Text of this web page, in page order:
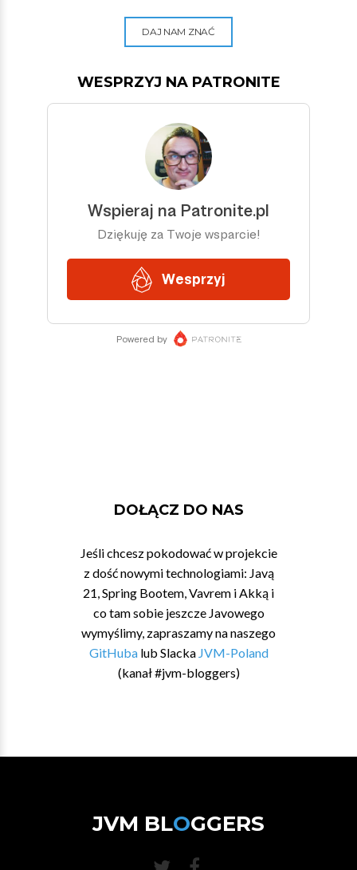
DAJ NAM ZNAĆ
WESPRZYJ NA PATRONITE
DOŁĄCZ DO NAS
Jeśli chcesz pokodować w projekcie
z dość nowymi technologiami: Javą
21, Spring Bootem, Vavrem i Akką i
co tam sobie jeszcze Javowego
wymyślimy, zapraszamy na naszego
GitHubalub Slacka JVM-Poland
(kanał #jvm-bloggers)
JVM BLOGGERS